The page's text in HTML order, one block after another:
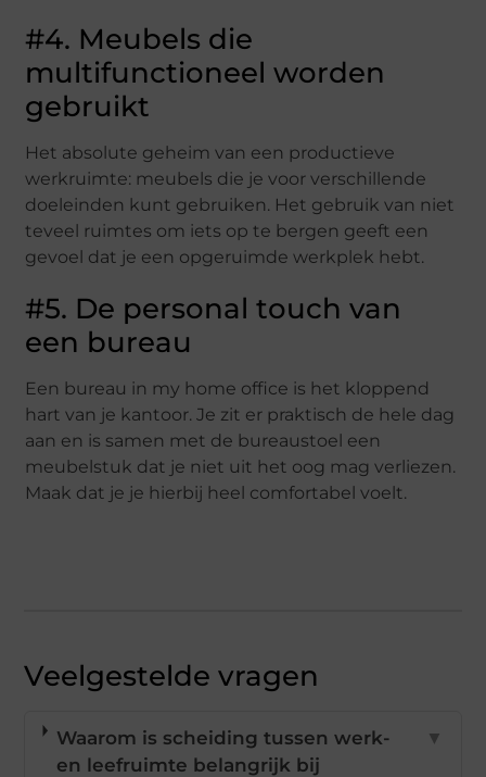
#4. Meubels die
multifunctioneel worden
gebruikt
Het absolute geheim van een productieve
werkruimte: meubels die je voor verschillende
doeleinden kunt gebruiken. Het gebruik van niet
teveel ruimtes om iets op te bergen geeft een
gevoel dat je een opgeruimde werkplek hebt.
#5. De personal touch van
een bureau
Een bureau in my home office is het kloppend
hart van je kantoor. Je zit er praktisch de hele dag
aan en is samen met de bureaustoel een
meubelstuk dat je niet uit het oog mag verliezen.
Maak dat je je hierbij heel comfortabel voelt.
Veelgestelde vragen
Waarom is scheiding tussen werk-
en leefruimte belangrijk bij
▼